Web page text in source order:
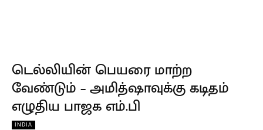
டெல்லியின் பெயரை மாற்ற
வேண்டும் – அமித்ஷாவுக்கு கடிதம்
எழுதிய பாஜக எம்.பி
INDIA